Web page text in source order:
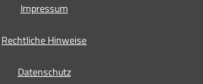
Impressum
Rechtliche Hinweise
Datenschutz